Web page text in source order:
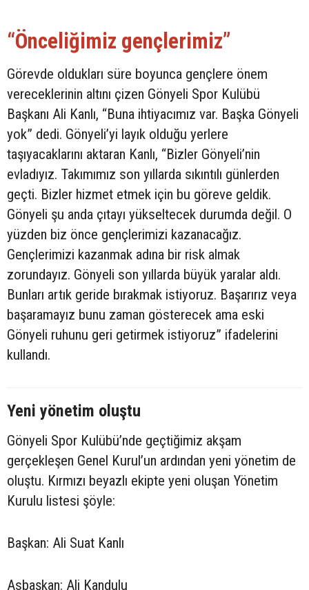
“Önceliğimiz gençlerimiz”
Görevde oldukları süre boyunca gençlere önem
vereceklerinin altını çizen Gönyeli Spor Kulübü
Başkanı Ali Kanlı, “Buna ihtiyacımız var. Başka Gönyeli
yok” dedi. Gönyeli’yi layık olduğu yerlere
taşıyacaklarını aktaran Kanlı, “Bizler Gönyeli’nin
evladıyız. Takımımız son yıllarda sıkıntılı günlerden
geçti. Bizler hizmet etmek için bu göreve geldik.
Gönyeli şu anda çıtayı yükseltecek durumda değil. O
yüzden biz önce gençlerimizi kazanacağız.
Gençlerimizi kazanmak adına bir risk almak
zorundayız. Gönyeli son yıllarda büyük yaralar aldı.
Bunları artık geride bırakmak istiyoruz. Başarırız veya
başaramayız bunu zaman gösterecek ama eski
Gönyeli ruhunu geri getirmek istiyoruz” ifadelerini
kullandı.
Yeni yönetim oluştu
Gönyeli Spor Kulübü’nde geçtiğimiz akşam
gerçekleşen Genel Kurul’un ardından yeni yönetim de
oluştu. Kırmızı beyazlı ekipte yeni oluşan Yönetim
Kurulu listesi şöyle:
Başkan: Ali Suat Kanlı
Asbaşkan: Ali Kandulu